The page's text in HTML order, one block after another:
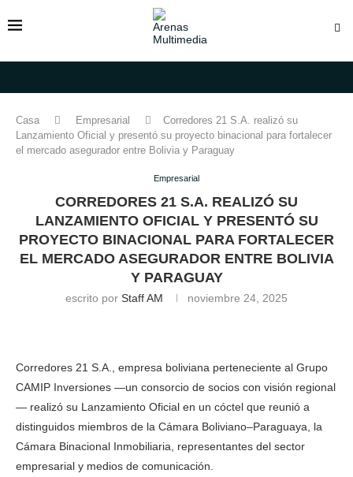
Casa Empresarial
Corredores 21 S.A. realizó su
Lanzamiento Oficial y presentó su proyecto binacional para fortalecer
el mercado asegurador entre Bolivia y Paraguay
Empresarial
CORREDORES 21 S.A. REALIZÓ SU
LANZAMIENTO OFICIAL Y PRESENTÓ SU
PROYECTO BINACIONAL PARA FORTALECER
EL MERCADO ASEGURADOR ENTRE BOLIVIA
Y PARAGUAY
escrito por Staff AM noviembre 24, 2025
Corredores 21 S.A., empresa boliviana perteneciente al Grupo
CAMIP Inversiones —un consorcio de socios con visión regional
— realizó su Lanzamiento Oficial en un cóctel que reunió a
distinguidos miembros de la Cámara Boliviano–Paraguaya, la
Cámara Binacional Inmobiliaria, representantes del sector
empresarial y medios de comunicación.